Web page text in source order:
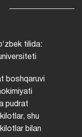
tilida:
boshqaruvi
pudrat
shu
bilan